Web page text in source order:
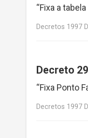
“Fixa a
Decretos 1997
Decreto
“Fixa Ponto
Decretos 1997